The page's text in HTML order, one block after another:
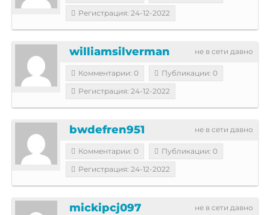
Регистрация: 24-12-2022
не в сети давно
williamsilverman
Комментарии: 0
Публикации: 0
Регистрация: 24-12-2022
не в сети давно
bwdefren951
Комментарии: 0
Публикации: 0
Регистрация: 24-12-2022
не в сети давно
mickipcj097